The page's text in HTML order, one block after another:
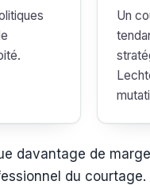
Un
davantage de
du courtage.